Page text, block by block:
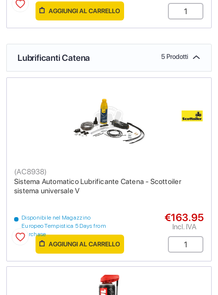
AGGIUNGI AL CARRELLO
Lubrificanti Catena 5 Prodotti
Sistema Automatico Lubrificante Catena - Scottoiler
sistema universale V
(AC8938)
Disponibile nel Magazzino
Europeo Tempistica 5 Days from
purchase
€163.95
Incl. IVA
AGGIUNGI AL CARRELLO